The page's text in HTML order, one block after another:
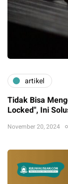
artikel
Tidak Bisa
Locked", Ini
November 20, 2024